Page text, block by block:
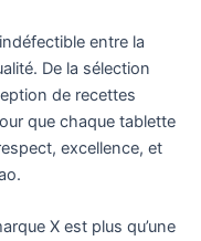
entre la
De la sélection
de recettes
que chaque tablette
excellence, et
X est plus qu’une